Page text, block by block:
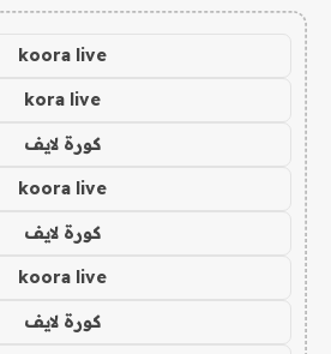
koora live
kora live
كورة لايف
koora live
كورة لايف
koora live
كورة لايف